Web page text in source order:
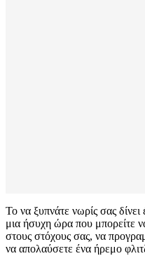
Το να ξυπνάτε νωρίς σας
μια ήσυχη ώρα που μπορείτε
στους στόχους σας, να
να απολαύσετε ένα ήρεμο